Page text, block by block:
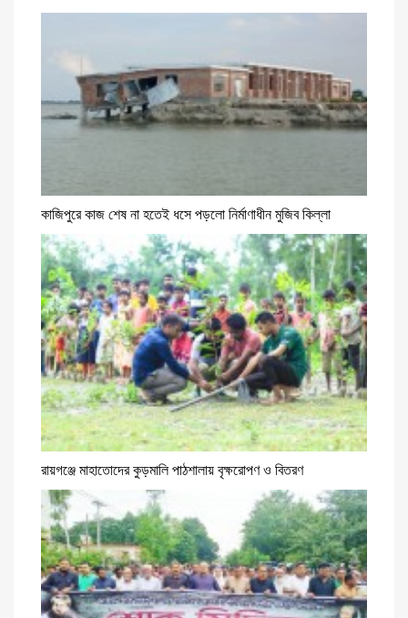
কাজিপুরে কাজ শেষ না হতেই ধসে পড়লো নির্মাণাধীন মুজিব কিল্লা
রায়গঞ্জে মাহাতোদের কুড়মালি পাঠশালায় বৃক্ষরোপণ ও বিতরণ